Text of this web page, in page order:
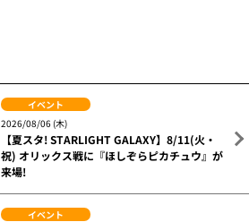
イベント
2026/08/06 (木)
【夏スタ! STARLIGHT GALAXY】8/11(火・
祝) オリックス戦に『ほしぞらピカチュウ』が
来場!
イベント